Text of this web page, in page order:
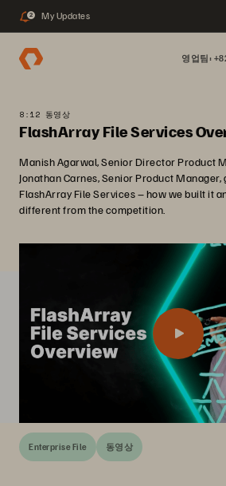
2 My Updates
영업팀:
8:12 동영상
FlashArray File Services
Manish Agarwal, Senior Director Product
Jonathan Carnes, Senior Product
FlashArray File Services – how we built it
different from the competition.
Enterprise File 동영상